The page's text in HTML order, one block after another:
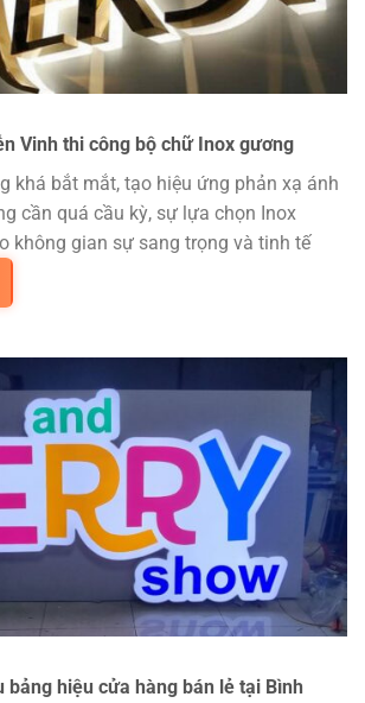
Vinh thi công bộ chữ Inox gương
khá bắt mắt, tạo hiệu ứng phản xạ ánh
cần quá cầu kỳ, sự lựa chọn Inox
không gian sự sang trọng và tinh tế
bảng hiệu cửa hàng bán lẻ tại Bình